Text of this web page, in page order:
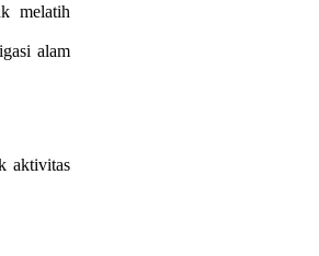
melatih
alam
aktivitas